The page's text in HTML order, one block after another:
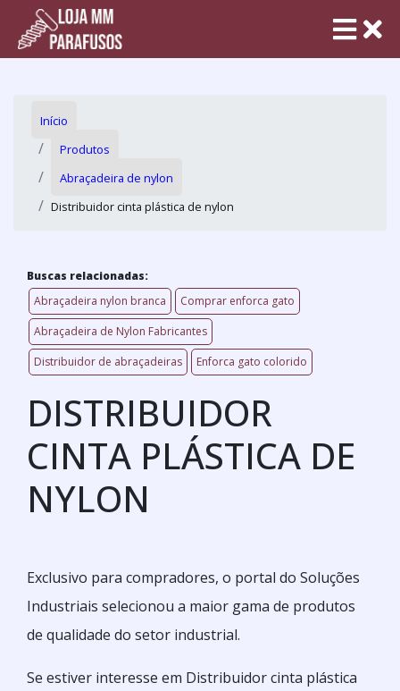
Início
Produtos
Abraçadeira de nylon
Distribuidor cinta plástica de nylon
Buscas relacionadas:
Abraçadeira nylon branca
Comprar enforca gato
Abraçadeira de Nylon Fabricantes
Distribuidor de abraçadeiras
Enforca gato colorido
DISTRIBUIDOR
CINTA PLÁSTICA DE
NYLON
Exclusivo para compradores, o portal do Soluções
Industriais selecionou a maior gama de produtos
de qualidade do setor industrial.
Se estiver interesse em Distribuidor cinta plástica